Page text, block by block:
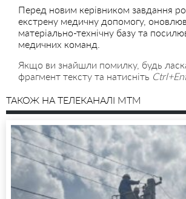
Перед новим керівником завдання
екстрену медичну допомогу,
матеріально-технічну базу та
медичних команд.
Якщо ви знайшли помилку, будь
фрагмент тексту та натисніть
ТАКОЖ НА ТЕЛЕКАНАЛІ MTM